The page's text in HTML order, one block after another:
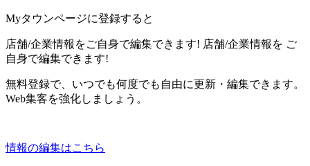
Myタウンページに登録すると
店舗/企業情報をご自身で編集できます! 店舗/企業情報を ご
自身で編集できます!
無料登録で、いつでも何度でも自由に更新・編集できます。
Web集客を強化しましょう。
情報の編集はこちら